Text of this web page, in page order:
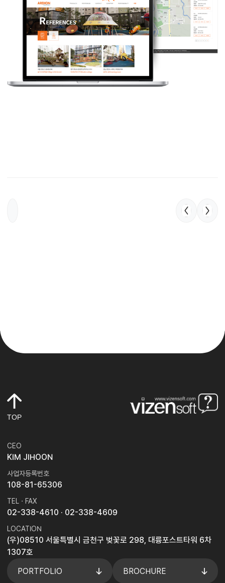
TOP
CEO
KIM JIHOON
사업자등록번호
108-81-65306
TEL · FAX
02-338-4610 · 02-338-4609
LOCATION
(우)08510 서울특별시 금천구 벚꽃로 298, 대륭포스트타워 6차
1307호
PORTFOLIO
BROCHURE